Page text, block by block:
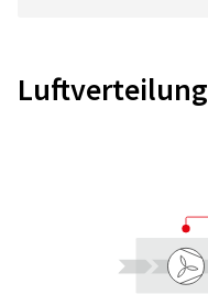
Luftverteilung